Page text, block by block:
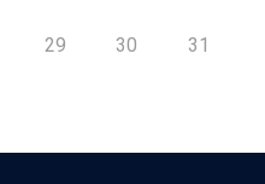
29 30 31